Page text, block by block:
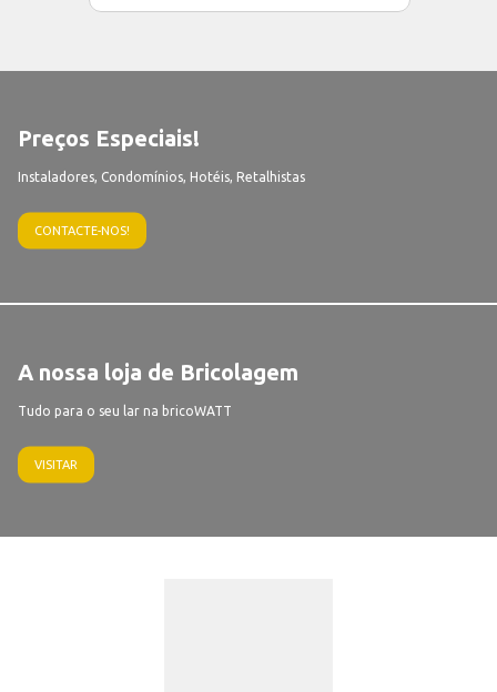
Preços Especiais!
Instaladores, Condomínios, Hotéis, Retalhistas
CONTACTE-NOS!
A nossa loja de Bricolagem
Tudo para o seu lar na bricoWATT
VISITAR